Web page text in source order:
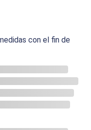
con el fin de